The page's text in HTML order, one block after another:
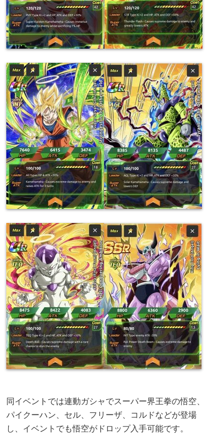
同イベントでは連動ガシャでスーパー界王拳の悟空、
パイクーハン、セル、フリーザ、コルドなどが登場
し、イベントでも悟空がドロップ入手可能です。